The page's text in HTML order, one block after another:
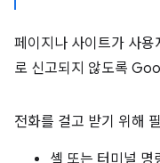
페이지나 사이트가 사
로 신고되지 않도록
전화를 걸고 받기 위해
셸 또는 터미널 명